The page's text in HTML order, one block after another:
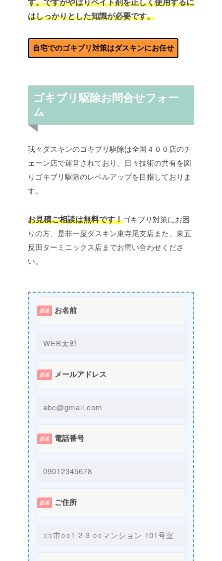
す。ですがやはりベイト剤を正しく使用するに
はしっかりとした知識が必要です。
自宅でのゴキブリ対策はダスキンにお任せ
ゴキブリ駆除お問合せフォー
ム
我々ダスキンのゴキブリ駆除は全国４００店のチ
ェーン店で運営されており、日々技術の共有を図
りゴキブリ駆除のレベルアップを目指しておりま
す。
お見積ご相談は無料です！ゴキブリ対策にお困
りの方、是非一度ダスキン東寺尾支店また、東五
反田ターミニックス店までお問い合わせくださ
い。
必須 お名前
必須 メールアドレス
必須 電話番号
必須 ご住所